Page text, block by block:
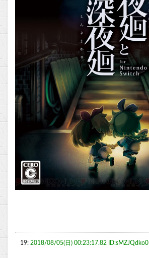
19: 2018/08/05(日) 00:23:17.82 ID:sMZJQdko0